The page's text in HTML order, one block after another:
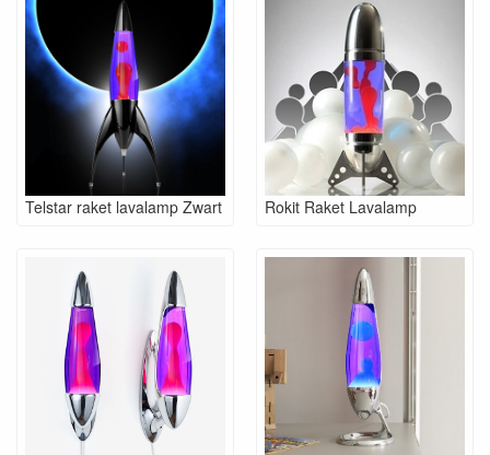
Telstar raket lavalamp Zwart Rokit Raket Lavalamp